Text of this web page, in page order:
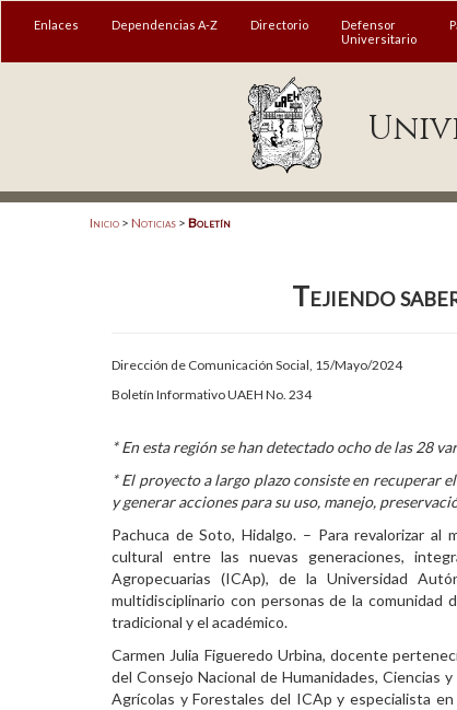
MENÚ
Acreditación Internacional
Enlaces Dependencias A-Z Directorio
Defensor
Universitario
Inicio > Noticias > Boletín
Tejiendo
Dirección de Comunicación Social, 15/Mayo/2024
Boletín Informativo UAEH No. 234
* En esta región se han detectado ocho de las 28
* El proyecto a largo plazo consiste en recuperar
y generar acciones para su uso, manejo,
Pachuca de Soto, Hidalgo. – Para revalorizar
cultural entre las nuevas generaciones,
Agropecuarias (ICAp), de la Universidad
multidisciplinario con personas de la comunidad
tradicional y el académico.
Carmen Julia Figueredo Urbina, docente
del Consejo Nacional de Humanidades, Ciencias
Agrícolas y Forestales del ICAp y especialista